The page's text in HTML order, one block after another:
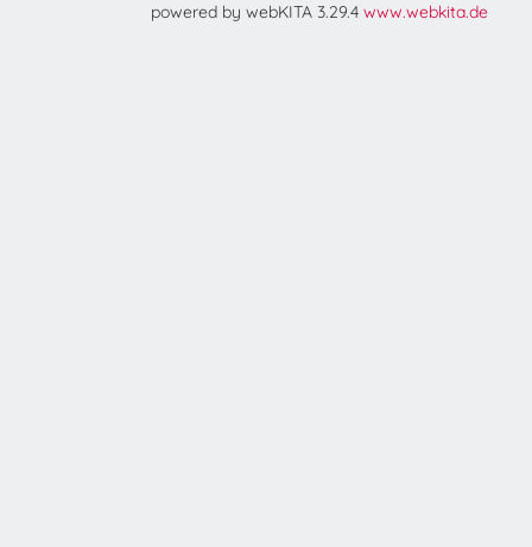
powered by webKITA 3.29.4 www.webkita.de